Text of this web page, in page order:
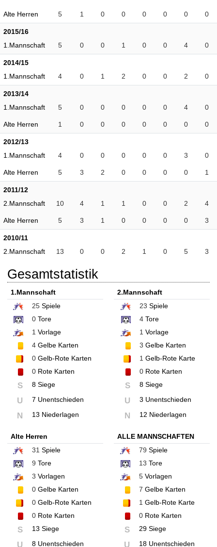
Alte Herren 5 1 0 0 0 0 0 0
2015/16
1.Mannschaft
5 0 0 1 0 0 4 0
2014/15
1.Mannschaft
4 0 1 2 0 0 2 0
2013/14
1.Mannschaft
5 0 0 0 0 0 4 0
Alte Herren 1 0 0 0 0 0 0 0
2012/13
1.Mannschaft
4 0 0 0 0 0 3 0
Alte Herren 5 3 2 0 0 0 0 1
2011/12
2.Mannschaft
10 4 1 1 0 0 2 4
Alte Herren 5 3 1 0 0 0 0 3
2010/11
2.Mannschaft
13 0 0 2 1 0 5 3
Gesamtstatistik
1.Mannschaft
25 Spiele
0 Tore
1 Vorlage
4 Gelbe Karten
0 Gelb-Rote Karten
0 Rote Karten
S 8 Siege
U 7 Unentschieden
N 13 Niederlagen
2.Mannschaft
23 Spiele
4Tore
1 Vorlage
3 Gelbe Karten
1 Gelb-Rote Karte
0Rote Karten
S 8 Siege
U 3 Unentschieden
N 12 Niederlagen
Alte Herren
31 Spiele
9 Tore
3 Vorlagen
0 Gelbe Karten
0 Gelb-Rote Karten
0 Rote Karten
S 13 Siege
U 8 Unentschieden
ALLE MANNSCHAFTEN
79 Spiele
13 Tore
5Vorlagen
7 Gelbe Karten
1 Gelb-Rote Karte
0Rote Karten
S 29 Siege
U 18 Unentschieden